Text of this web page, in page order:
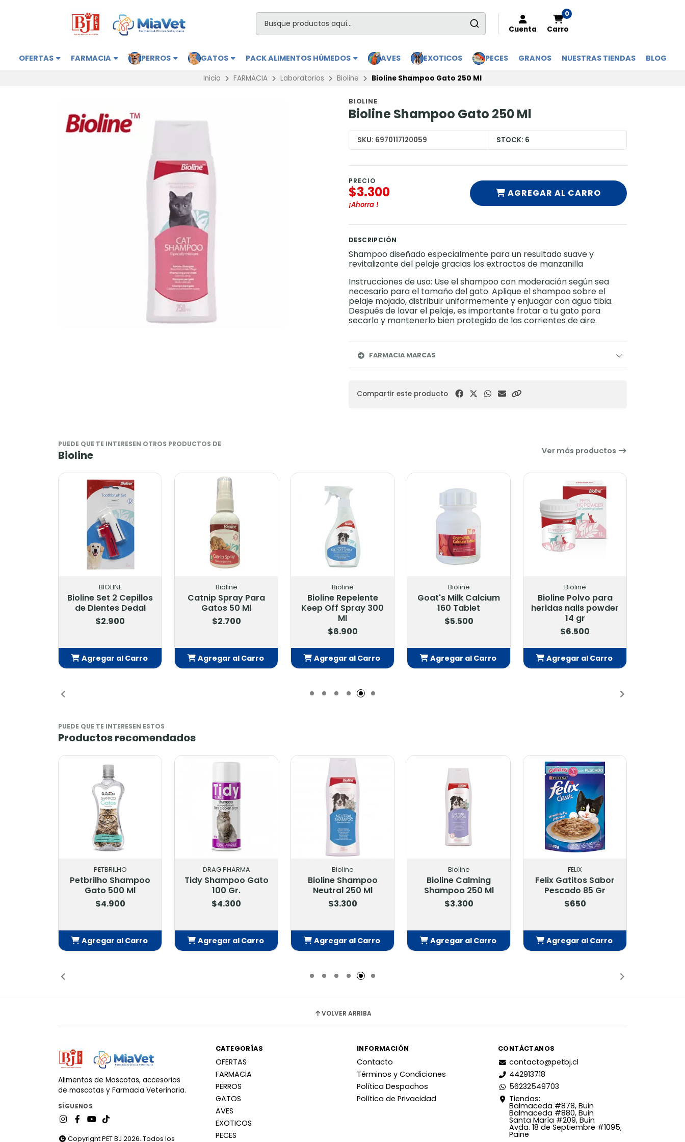
Cuenta
0
Carro
OFERTAS FARMACIA PERROS GATOS PACK ALIMENTOS HÚMEDOS AVES EXOTICOS PECES GRANOS NUESTRAS TIENDAS BLOG
Inicio FARMACIA Laboratorios Bioline Bioline Shampoo Gato 250 Ml
BIOLINE
Bioline Shampoo Gato 250 Ml
SKU: 6970117120059 STOCK: 6
PRECIO
$3.300
¡Ahorra !
AGREGAR AL CARRO
DESCRIPCIÓN
Shampoo diseñado especialmente para un resultado suave y
revitalizante del pelaje gracias los extractos de manzanilla
Instrucciones de uso: Use el shampoo con moderación según sea
necesario para el tamaño del gato. Aplique el shampoo sobre el
pelaje mojado, distribuir uniformemente y enjuagar con agua tibia.
Después de lavar el pelaje, es importante frotar a tu gato para
secarlo y mantenerlo bien protegido de las corrientes de aire.
FARMACIA MARCAS
Compartir este producto
PUEDE QUE TE INTERESEN OTROS PRODUCTOS DE
Bioline Ver más productos
BIOLINE
Bioline Set 2 Cepillos
de Dientes Dedal
$2.900
Agregar al Carro
Bioline
Catnip Spray Para
Gatos 50 Ml
$2.700
Agregar al Carro
Bioline
Bioline Repelente
Keep Off Spray 300
Ml
$6.900
Agregar al Carro
Bioline
Goat's Milk Calcium
160 Tablet
$5.500
Agregar al Carro
Bioline
Bioline Polvo para
heridas nails powder
14 gr
$6.500
Agregar al Carro
PUEDE QUE TE INTERESEN ESTOS
Productos recomendados
PETBRILHO
Petbrilho Shampoo
Gato 500 Ml
$4.900
Agregar al Carro
DRAG PHARMA
Tidy Shampoo Gato
100 Gr.
$4.300
Agregar al Carro
Bioline
Bioline Shampoo
Neutral 250 Ml
$3.300
Agregar al Carro
Bioline
Bioline Calming
Shampoo 250 Ml
$3.300
Agregar al Carro
FELIX
Felix Gatitos Sabor
Pescado 85 Gr
$650
Agregar al Carro
VOLVER ARRIBA
Alimentos de Mascotas, accesorios
de mascotas y Farmacia Veterinaria.
SÍGUENOS
Copyright PET BJ 2026. Todos los
CATEGORÍAS
OFERTAS
FARMACIA
PERROS
GATOS
AVES
EXOTICOS
PECES
INFORMACIÓN
Contacto
Términos y Condiciones
Política Despachos
Política de Privacidad
CONTÁCTANOS
contacto@petbj.cl
442913718
56232549703
Tiendas:
Balmaceda #878, Buin
Balmaceda #880, Buin
Santa María #209, Buin
Avda. 18 de Septiembre #1095,
Paine